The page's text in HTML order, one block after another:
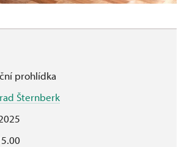
prohlídka
Šternberk